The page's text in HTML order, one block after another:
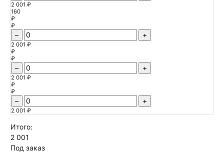
2 001 ₽
160
₽
₽
– +
2 001 ₽
₽
₽
– +
2 001 ₽
₽
₽
– +
2 001 ₽
Итого:
2 001
Под заказ